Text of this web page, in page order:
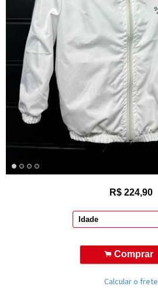
R$ 224,90
. Comprar
Calcular o frete